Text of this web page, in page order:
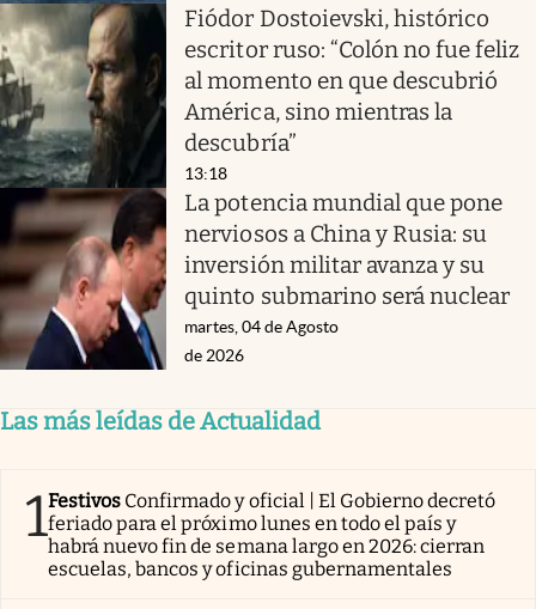
Fiódor Dostoievski, histórico
escritor ruso: “Colón no fue feliz
al momento en que descubrió
América, sino mientras la
descubría”
13:18
La potencia mundial que pone
nerviosos a China y Rusia: su
inversión militar avanza y su
quinto submarino será nuclear
martes, 04 de Agosto
de 2026
Las más leídas de Actualidad
1Festivos Confirmado y oficial | El Gobierno decretó
feriado para el próximo lunes en todo el país y
habrá nuevo fin de semana largo en 2026: cierran
escuelas, bancos y oficinas gubernamentales